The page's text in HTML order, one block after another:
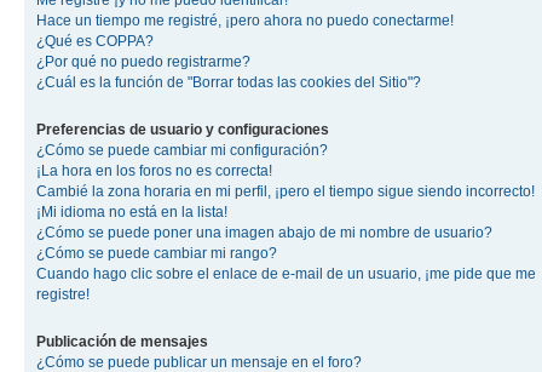
Hace un tiempo me registré, ¡pero ahora no puedo conectarme!
¿Qué es COPPA?
¿Por qué no puedo registrarme?
¿Cuál es la función de "Borrar todas las cookies del Sitio"?
Preferencias de usuario y configuraciones
¿Cómo se puede cambiar mi configuración?
¡La hora en los foros no es correcta!
Cambié la zona horaria en mi perfil, ¡pero el tiempo sigue siendo incorrecto!
¡Mi idioma no está en la lista!
¿Cómo se puede poner una imagen abajo de mi nombre de usuario?
¿Cómo se puede cambiar mi rango?
Cuando hago clic sobre el enlace de e-mail de un usuario, ¡me pide que me
registre!
Publicación de mensajes
¿Cómo se puede publicar un mensaje en el foro?